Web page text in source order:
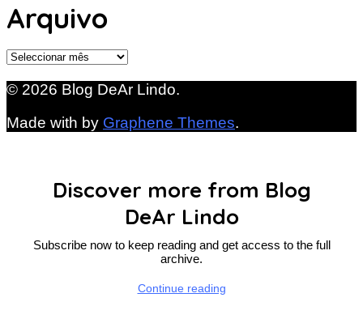
Arquivo
Arquivo
© 2026 Blog DeAr Lindo.
Made with by Graphene Themes.
Discover more from Blog
DeAr Lindo
Subscribe now to keep reading and get access to the full
archive.
Continue reading